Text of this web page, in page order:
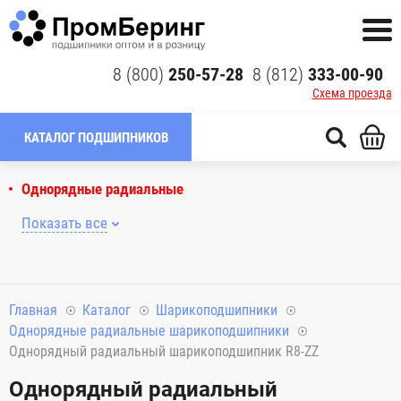
8 (800) 250-57-28 8 (812) 333-00-90
Схема проезда
КАТАЛОГ ПОДШИПНИКОВ
Однорядные радиальные
Показать все
Главная Каталог
Шарикоподшипники
Однорядные радиальные шарикоподшипники
Однорядный радиальный шарикоподшипник R8-ZZ
Однорядный радиальный